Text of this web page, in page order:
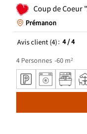
Coup de Coeur
Prémanon
Avis client(4) 4/ 4
4 Personnes 60 m²